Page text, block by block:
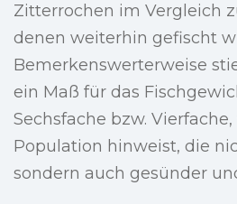
Zitterrochen im Vergleich
denen weiterhin gefischt
Bemerkenswerterweise
ein Maß für das
Sechsfache bzw.
Population hinweist, die
sondern auch gesünder